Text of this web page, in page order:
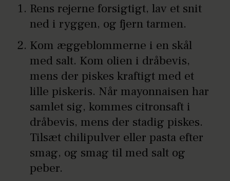
Rens rejerne forsigtigt, lav et snit
ned i ryggen, og fjern tarmen.
Kom æggeblommerne i en skål
med salt. Kom olien i dråbevis,
mens der piskes kraftigt med et
lille piskeris. Når mayonnaisen har
samlet sig, kommes citronsaft i
dråbevis, mens der stadig piskes.
Tilsæt chilipulver eller pasta efter
smag, og smag til med salt og
peber.